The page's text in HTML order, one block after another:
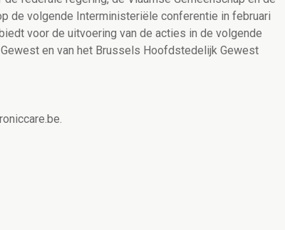
de volgende Interministeriële conferentie in februari
voor de uitvoering van de acties in de volgende
en van het Brussels Hoofdstedelijk Gewest